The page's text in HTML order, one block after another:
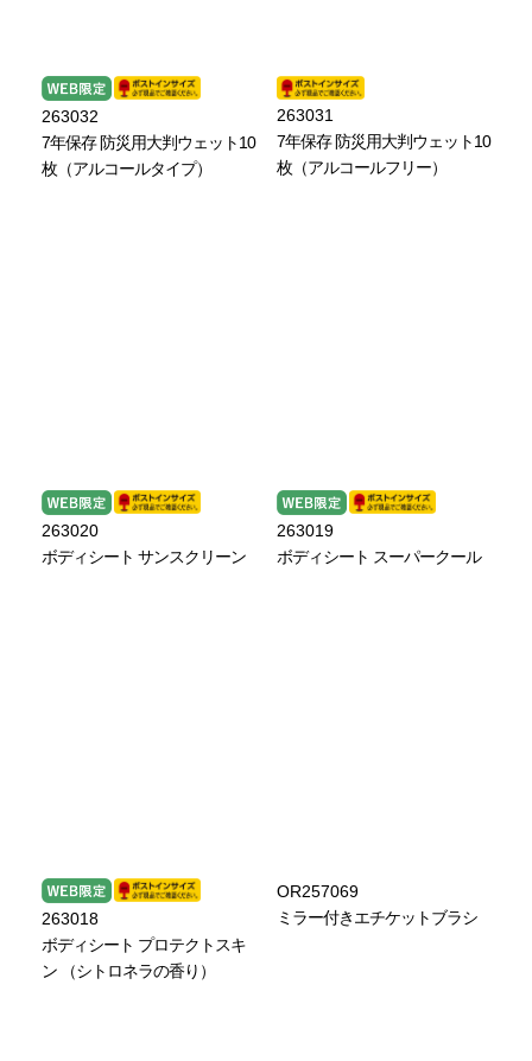
263032
7年保存 防災用大判ウェット10
枚（アルコールタイプ）
263031
7年保存 防災用大判ウェット10
枚（アルコールフリー）
263020
ボディシート サンスクリーン
263019
ボディシート スーパークール
263018
ボディシート プロテクトスキ
ン （シトロネラの香り）
OR257069
ミラー付きエチケットブラシ